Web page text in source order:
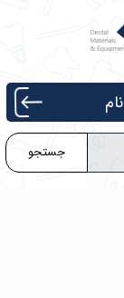
جستجو